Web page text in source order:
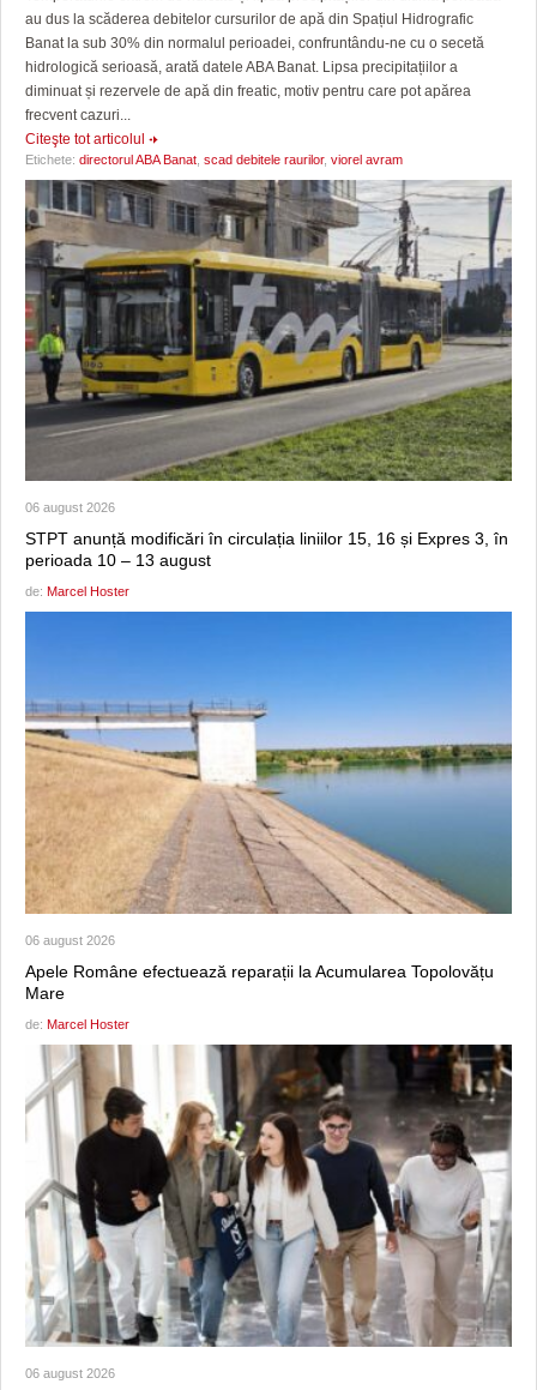
au dus la scăderea debitelor cursurilor de apă din Spațiul Hidrografic
Banat la sub 30% din normalul perioadei, confruntându-ne cu o secetă
hidrologică serioasă, arată datele ABA Banat. Lipsa precipitațiilor a
diminuat și rezervele de apă din freatic, motiv pentru care pot apărea
frecvent cazuri...
Citeşte tot articolul
Etichete: directorul ABA Banat scad debitele raurilor, viorel avram
06 august 2026
STPT anunță modificări în circulația liniilor 15, 16 și Expres 3, în
perioada 10 – 13 august
de: Marcel Hoster
06 august 2026
Apele Române efectuează reparații la Acumularea Topolovățu
Mare
de: Marcel Hoster
06 august 2026